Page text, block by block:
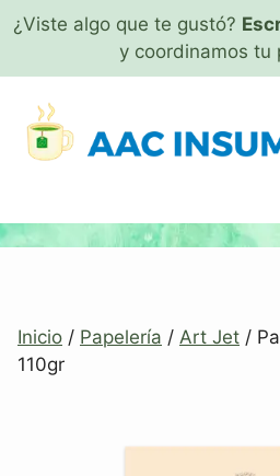
¿Viste algo que te gustó?
y coordinamos tu
Inicio / Papelería / Art Jet /
110gr